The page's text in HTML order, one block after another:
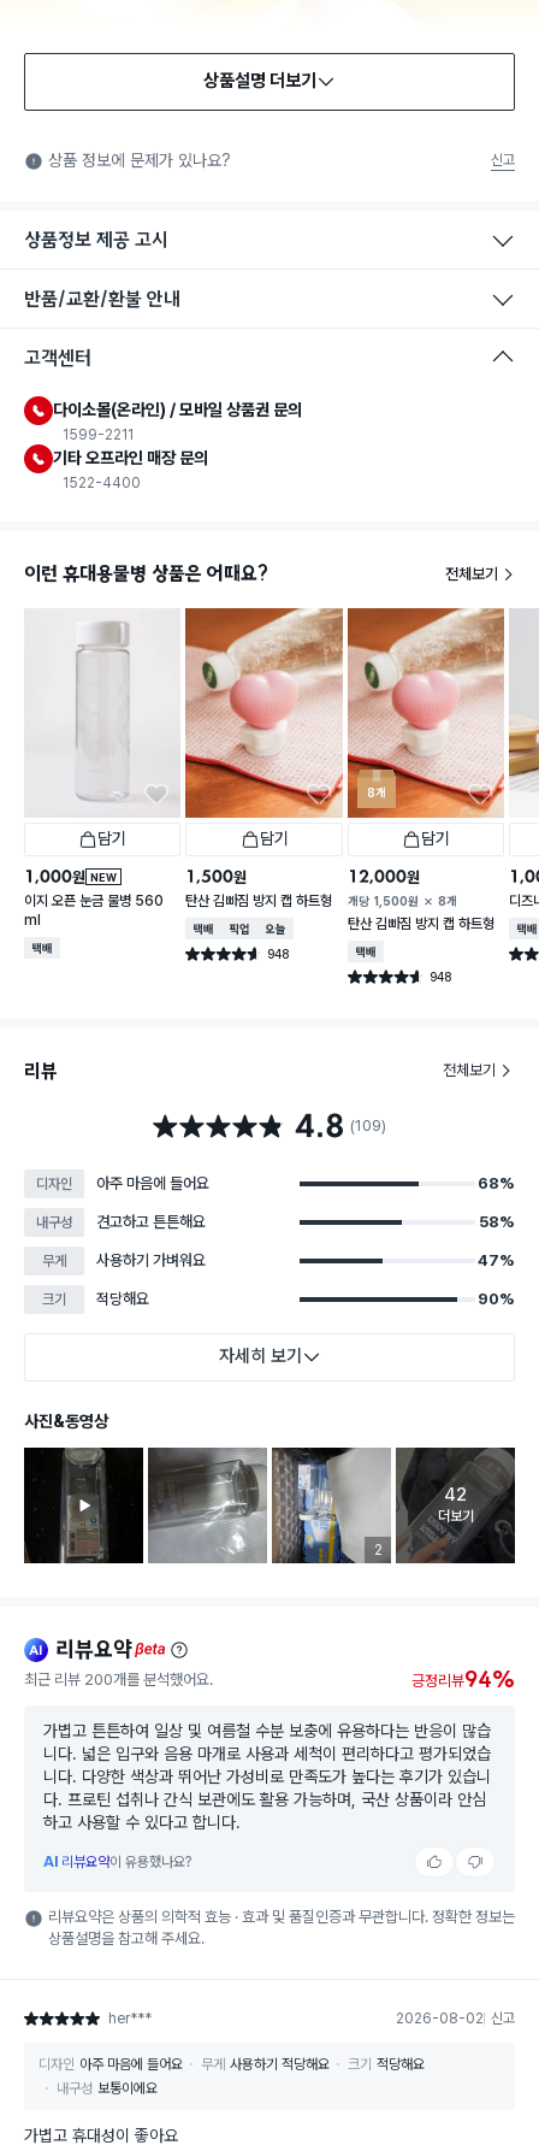
식품용 기구: 식품위생법에서 정한 규격에 따라 제조되어 식품 또
는 식품첨가물에 사용할 수 있는 식품용기구라는 표시입니다.
상품설명 더보기
상품 정보에 문제가 있나요? 신고
상품정보 제공 고시
반품/교환/환불 안내
고객센터
다이소몰(온라인) / 모바일 상품권 문의
1599-2211
기타 오프라인 매장 문의
1522-4400
이런 휴대용물병 상품은 어때요? 전체보기
담기
NEW
1,000원
이지 오픈 눈금 물병 560
ml
택배배송
담기
1,500원
탄산 김빠짐 방지 캡 하트형
택배배송매장픽업오늘배송
별점 4.6점 948
건 작성
8개
담기
12,000원
개당 1,500원 8개
탄산 김빠짐 방지 캡 하트형
택배배송
별점 4.6점 948
건 작성
디
택배
별점
리뷰 전체보기
별점 4.8점 4.8 (109)
디자인 아주 마음에 들어요 68%
내구성 견고하고 튼튼해요 58%
무게 사용하기 가벼워요 47%
크기 적당해요 90%
자세히 보기
사진&동영상
리뷰 이미지 등록 개수
2
고객 리뷰
42
더보기
ai 리뷰요약beta
최근 리뷰 200개를 분석했어요. 긍정리뷰94%
가볍고 튼튼하여 일상 및 여름철 수분 보충에 유용하다는 반응이 많습
니다. 넓은 입구와 음용 마개로 사용과 세척이 편리하다고 평가되었습
니다. 다양한 색상과 뛰어난 가성비로 만족도가 높다는 후기가 있습니
다. 프로틴 섭취나 간식 보관에도 활용 가능하며, 국산 상품이라 안심
하고 사용할 수 있다고 합니다.
AI 리뷰요약이 유용했나요?
리뷰요약은 상품의 의학적 효능 · 효과 및 품질인증과 무관합니다. 정확한 정보는
상품설명을 참고해 주세요.
별점 5점 her*** 2026-08-02 신고
디자인 아주 마음에 들어요 무게 사용하기 적당해요 크기 적당해요
내구성 보통이에요
가볍고 휴대성이 좋아요